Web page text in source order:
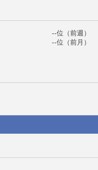
--位（前週）
--位（前月）